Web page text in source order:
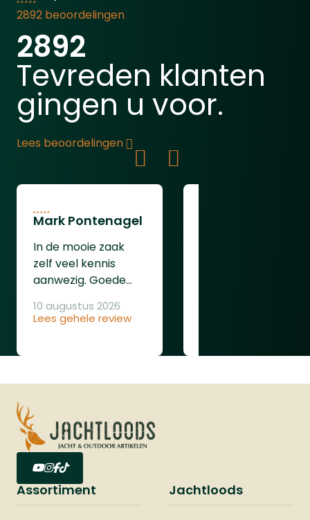
secDetectiebereik: ca. 30 meterDisplay:
2” kleurenschermOpslag: tot 512 GB
SDVoeding: 8x AA batterijen (niet
meegeleverd)
2892 beoordelingen
2892
Tevreden klanten
gingen u voor.
Lees beoordelingen
Mark Pontenagel
In de mooie zaak
zelf veel kennis
aanwezig. Goede
ook over de
randzaken en
de verzending en
uitstekend.
Lees gehele review
10 augustus 2026
Assortiment Jachtloods